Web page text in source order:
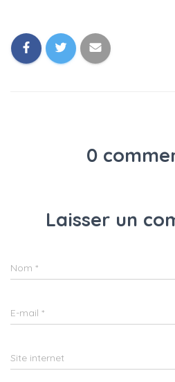
0
Laisser un
Nom *
E-mail *
Site internet